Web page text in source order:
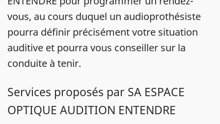
vous, au cours duquel un audioprothésiste
pourra définir précisément votre situation
auditive et pourra vous conseiller sur la
conduite à tenir.
Services proposés par SA ESPACE
OPTIQUE AUDITION ENTENDRE